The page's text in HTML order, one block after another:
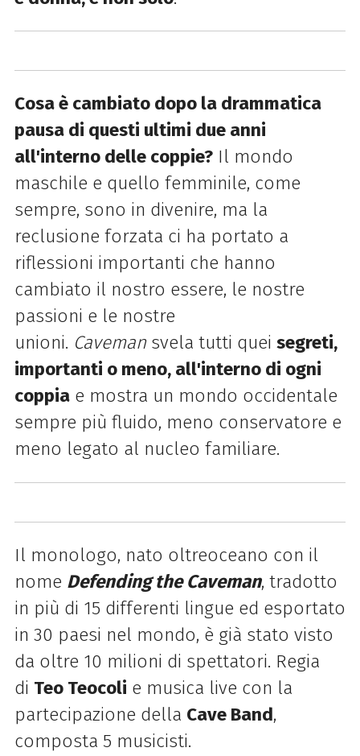
Cosa è cambiato dopo la drammatica
pausa di questi ultimi due anni
all'interno delle coppie?Il mondo
maschile e quello femminile, come
sempre, sono in divenire, ma la
reclusione forzata ci ha portato a
riflessioni importanti che hanno
cambiato il nostro essere, le nostre
passioni e le nostre
unioni. Cavemansvela tutti quei segreti,
importanti o meno, all'interno di ogni
coppiae mostra un mondo occidentale
sempre più fluido, meno conservatore e
meno legato al nucleo familiare.
Il monologo, nato oltreoceano con il
nome Defending the Caveman, tradotto
in più di 15 differenti lingue ed esportato
in 30 paesi nel mondo, è già stato visto
da oltre 10 milioni di spettatori. Regia
di Teo Teocoli e musica live con la
partecipazione della Cave Band,
composta 5 musicisti.